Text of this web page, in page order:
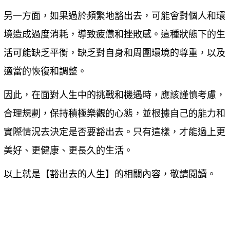
另一方面，如果過於頻繁地豁出去，可能會對個人和環
境造成過度消耗，導致疲憊和挫敗感。這種狀態下的生
活可能缺乏平衡，缺乏對自身和周圍環境的尊重，以及
適當的恢復和調整。
因此，在面對人生中的挑戰和機遇時，應該謹慎考慮，
合理規劃，保持積極樂觀的心態，並根據自己的能力和
實際情況去決定是否要豁出去。只有這樣，才能過上更
美好、更健康、更長久的生活。
以上就是【豁出去的人生】的相關內容，敬請閱讀。